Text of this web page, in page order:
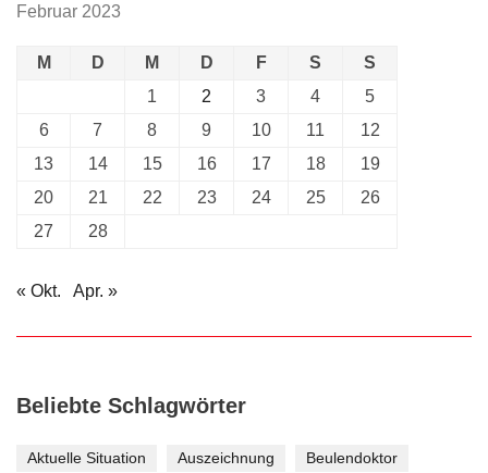
Februar 2023
M D M D F S
S
1
2 3 4
5
6
7 8 9 10 11
12
13
14 15 16 17 18
19
20
21 22 23 24 25
26
27
28
« Okt. Apr. »
Beliebte Schlagwörter
Aktuelle Situation Auszeichnung
Beulendoktor